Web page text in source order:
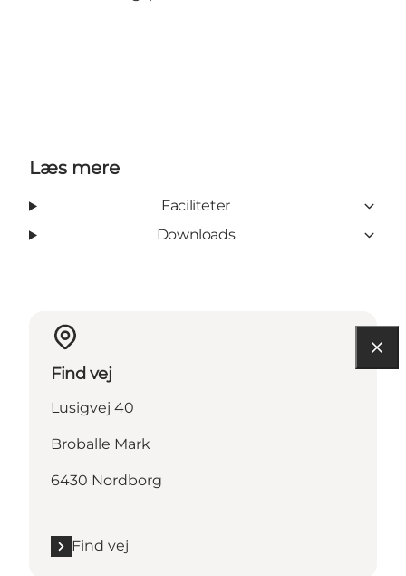
Læs mere
Faciliteter
Downloads
Find vej
Lusigvej 40
Broballe Mark
6430 Nordborg
Find vej